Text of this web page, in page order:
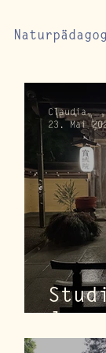
Claudia
23. Mai